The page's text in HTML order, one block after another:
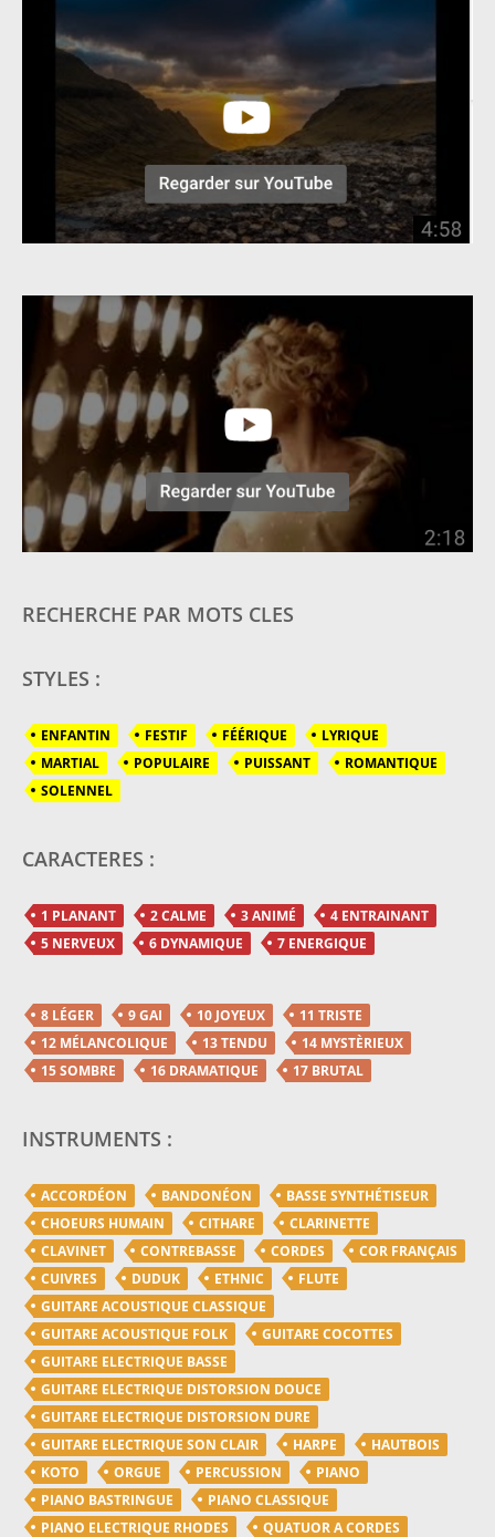
RECHERCHE PAR MOTS CLES
STYLES :
ENFANTIN FESTIF FÉÉRIQUE
LYRIQUE
MARTIAL
POPULAIRE PUISSANT
ROMANTIQUE
SOLENNEL
CARACTERES :
1 PLANANT 2 CALME 3 ANIMÉ
4 ENTRAINANT
5 NERVEUX
6 DYNAMIQUE 7 ENERGIQUE
8 LÉGER 9 GAI 10 JOYEUX
11 TRISTE
12 MÉLANCOLIQUE
13 TENDU
14 MYSTÈRIEUX
15 SOMBRE
16 DRAMATIQUE 17 BRUTAL
INSTRUMENTS :
ACCORDÉON BANDONÉON
BASSE SYNTHÉTISEUR
CHOEURS HUMAIN
CITHARE
CLARINETTE
CLAVINET
CONTREBASSE CORDES
COR FRANÇAIS
CUIVRES
DUDUK ETHNIC
FLUTE
GUITARE ACOUSTIQUE CLASSIQUE
GUITARE ACOUSTIQUE FOLK
GUITARE COCOTTES
GUITARE ELECTRIQUE BASSE
GUITARE ELECTRIQUE DISTORSION DOUCE
GUITARE ELECTRIQUE DISTORSION DURE
GUITARE ELECTRIQUE SON CLAIR
HARPE
HAUTBOIS
KOTO
ORGUE PERCUSSION
PIANO
PIANO BASTRINGUE
PIANO CLASSIQUE
PIANO ELECTRIQUE RHODES
QUATUOR A CORDES